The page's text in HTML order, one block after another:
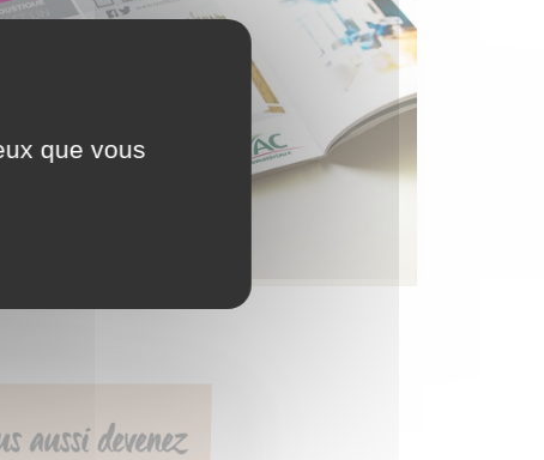
que vous